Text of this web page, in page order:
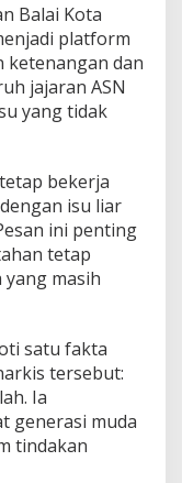
Balai Kota
platform
ketenangan dan
jajaran ASN
yang tidak
bekerja
isu liar
ini penting
tetap
masih
satu fakta
tersebut:
Ia
generasi muda
tindakan